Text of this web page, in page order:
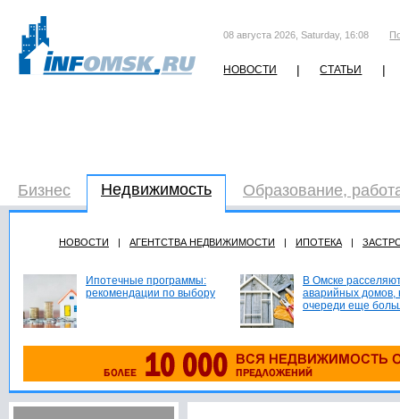
08 августа 2026, Saturday, 16:08
НОВОСТИ | СТАТЬИ |
Бизнес Недвижимость Образование,
НОВОСТИ | АГЕНТСТВА НЕДВИЖИМОСТИ | ИПОТЕКА |
Ипотечные программы:
рекомендации по выбору
В Омске
аварийных домов,
очереди еще